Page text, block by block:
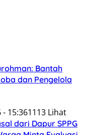
Bantah
dan Pengelola
- 15:361113 Lihat
dari Dapur SPPG